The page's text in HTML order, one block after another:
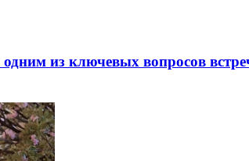
из ключевых вопросов